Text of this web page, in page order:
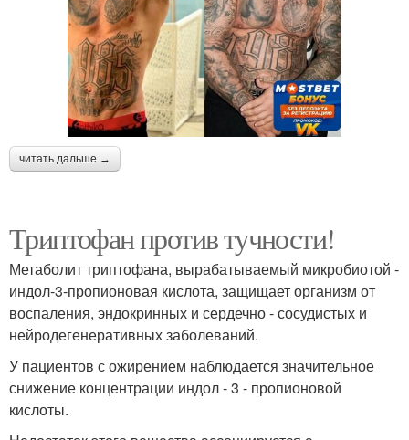
читать дальше →
Триптофан против тучности!
Метаболит триптофана, вырабатываемый микробиотой -
индол-3-пропионовая кислота, защищает организм от
воспаления, эндокринных и сердечно - сосудистых и
нейродегенеративных заболеваний.
У пациентов с ожирением наблюдается значительное
снижение концентрации индол - 3 - пропионовой
кислоты.